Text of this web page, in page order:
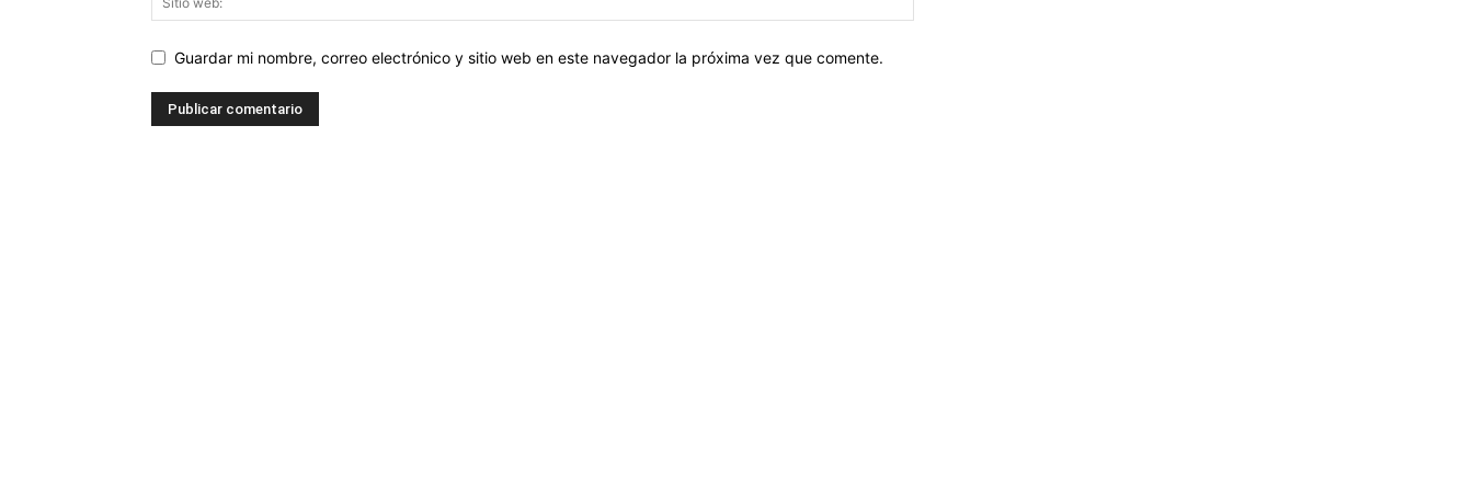
Guardar mi nombre, correo electrónico y sitio web en este navegador la próxima vez que comente.